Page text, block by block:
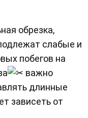
обрезка,
слабые и
побегов на
важно
длинные
зависеть от